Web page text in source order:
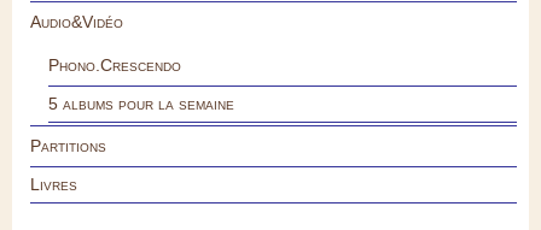
Audio&Vidéo
Phono.Crescendo
5 albums pour la semaine
Partitions
Livres